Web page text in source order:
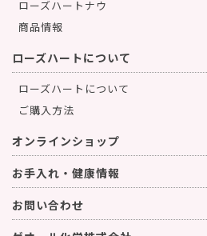
ローズハートナウ
商品情報
ローズハートについて
ローズハートについて
ご購入方法
オンラインショップ
お手入れ・健康情報
お問い合わせ